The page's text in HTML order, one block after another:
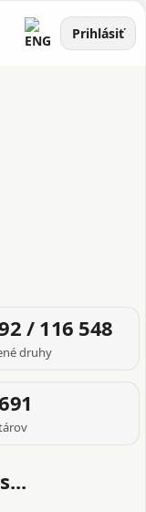
Prihlásiť
/ 116 548
druhy